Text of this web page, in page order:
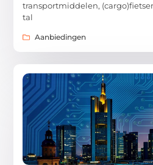
transportmiddelen,
tal
Aanbiedingen